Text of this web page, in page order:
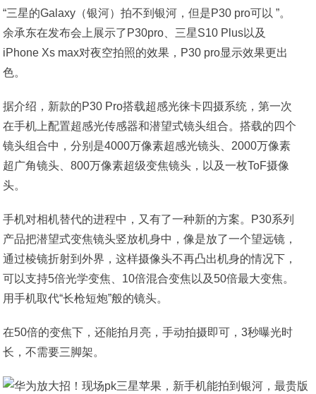
“三星的Galaxy（银河）拍不到银河，但是P30 pro可以 ”。
余承东在发布会上展示了P30pro、三星S10 Plus以及
iPhone Xs max对夜空拍照的效果，P30 pro显示效果更出
色。
据介绍，新款的P30 Pro搭载超感光徕卡四摄系统，第一次
在手机上配置超感光传感器和潜望式镜头组合。搭载的四个
镜头组合中，分别是4000万像素超感光镜头、2000万像素
超广角镜头、800万像素超级变焦镜头，以及一枚ToF摄像
头。
手机对相机替代的进程中，又有了一种新的方案。P30系列
产品把潜望式变焦镜头竖放机身中，像是放了一个望远镜，
通过棱镜折射到外界，这样摄像头不再凸出机身的情况下，
可以支持5倍光学变焦、10倍混合变焦以及50倍最大变焦。
用手机取代“长枪短炮”般的镜头。
在50倍的变焦下，还能拍月亮，手动拍摄即可，3秒曝光时
长，不需要三脚架。